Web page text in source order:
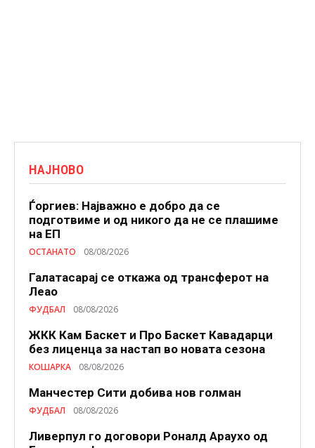
НАЈНОВО
Ѓоргиев: Најважно е добро да се
подготвиме и од никого да не се плашиме
на ЕП
ОСТАНАТО 08/08/2026
Галатасарај се откажа од трансферот на
Леао
ФУДБАЛ 08/08/2026
ЖКК Кам Баскет и Про Баскет Кавадарци
без лиценца за настап во новата сезона
КОШАРКА 08/08/2026
Манчестер Сити добива нов голман
ФУДБАЛ 08/08/2026
Ливерпул го договори Роналд Араухо од